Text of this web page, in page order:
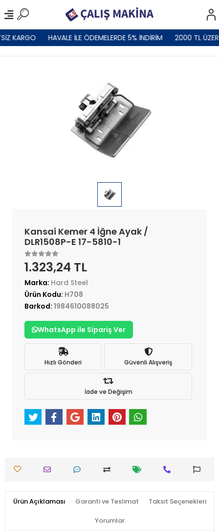
KARGO HAVALE İLE ÖDEMELERDE 5% İNDİRİM 2000 TL
Kansai Kemer 4 İğne Ayak /
DLR1508P-E 17-5810-1
1.323,24 TL
Marka: Hard Steel
Ürün Kodu: H708
Barkod: 1984610088025
WhatsApp ile Sipariş Ver
Hızlı Gönderi Güvenli Alışveriş
İade ve Değişim
Ürün Açıklaması Garanti ve Teslimat Taksit Seçenekleri
Yorumlar